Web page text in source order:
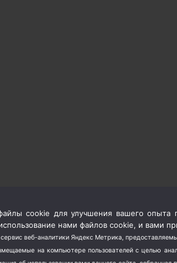
cookie для улучшения вашего опыта
нами файлов cookie, и вами
сервис веб-аналитики Яндекс Метрика,
на компьютере пользователей с целью